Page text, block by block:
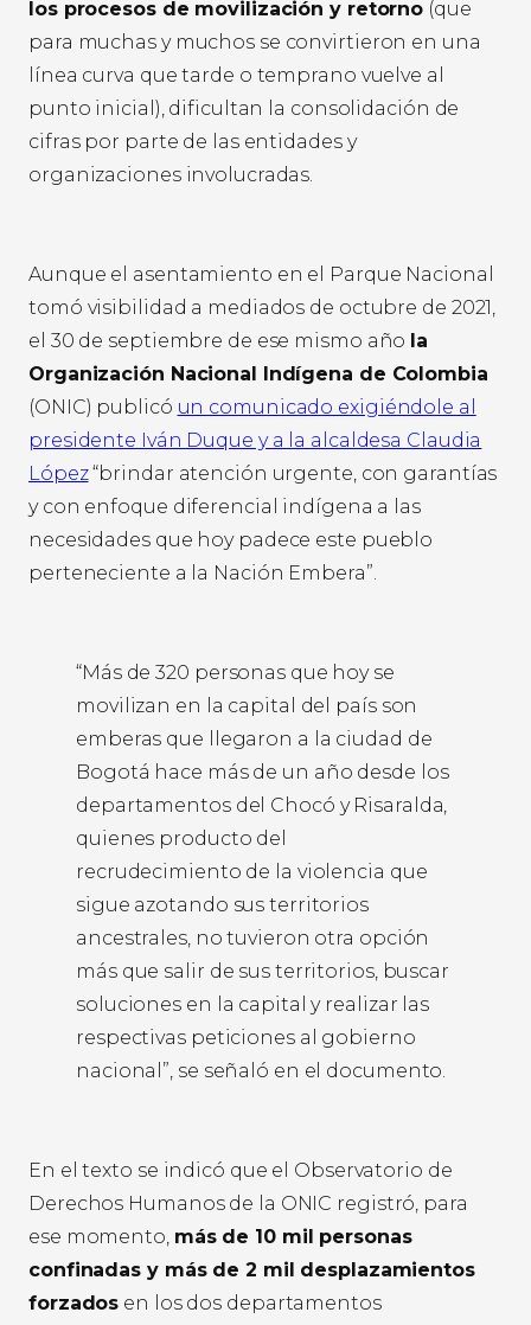
los procesos de movilización y retorno (que
para muchas y muchos se convirtieron en una
línea curva que tarde o temprano vuelve al
punto inicial), dificultan la consolidación de
cifras por parte de las entidades y
organizaciones involucradas.
Aunque el asentamiento en el Parque Nacional
tomó visibilidad a mediados de octubre de 2021,
el 30 de septiembre de ese mismo año la
Organización Nacional Indígena de Colombia
(ONIC) publicó un comunicado exigiéndole al
presidente Iván Duque y a la alcaldesa Claudia
López“brindar atención urgente, con garantías
y con enfoque diferencial indígena a las
necesidades que hoy padece este pueblo
perteneciente a la Nación Embera”.
“Más de 320 personas que hoy se
movilizan en la capital del país son
emberas que llegaron a la ciudad de
Bogotá hace más de un año desde los
departamentos del Chocó y Risaralda,
quienes producto del
recrudecimiento de la violencia que
sigue azotando sus territorios
ancestrales, no tuvieron otra opción
más que salir de sus territorios, buscar
soluciones en la capital y realizar las
respectivas peticiones al gobierno
nacional”, se señaló en el documento.
En el texto se indicó que el Observatorio de
Derechos Humanos de la ONIC registró, para
ese momento, más de 10 mil personas
confinadas y más de 2 mil desplazamientos
forzados en los dos departamentos